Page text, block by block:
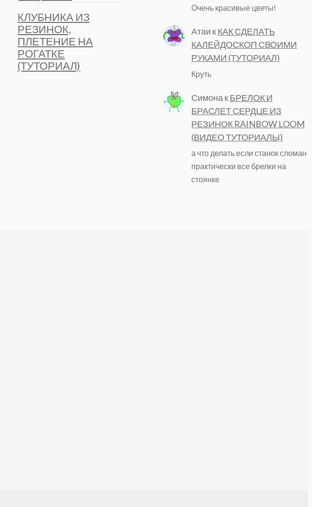
КЛУБНИКА ИЗ
РЕЗИНОК,
ПЛЕТЕНИЕ НА
РОГАТКЕ
(ТУТОРИАЛ)
Очень красивые цветы!
Атаи кКАК СДЕЛАТЬ
КАЛЕЙДОСКОП СВОИМИ
РУКАМИ (ТУТОРИАЛ)
Круть
Симона кБРЕЛОК И
БРАСЛЕТ СЕРДЦЕ ИЗ
РЕЗИНОК RAINBOW LOOM
(ВИДЕО ТУТОРИАЛЫ)
а что делать если станок сломан
практически все брелки на
стоянке